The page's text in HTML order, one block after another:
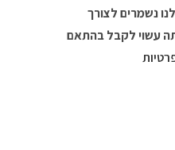
נשמרים לצורך
עשוי לקבל בהתאם